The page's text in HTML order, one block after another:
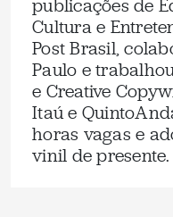
publicações de
Cultura e
Post Brasil,
Paulo e
e Creative
Itaú e
horas vagas e
vinil de presente.